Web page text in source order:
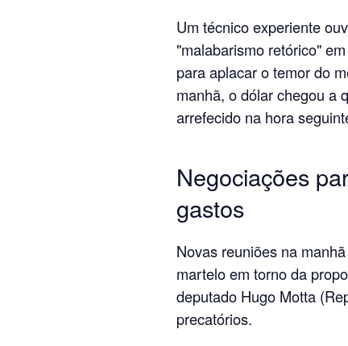
Um técnico experiente
"malabarismo retórico"
para aplacar o temor do
manhã, o dólar chegou a
arrefecido na hora
Negociações
gastos
Novas reuniões na
martelo em torno da
deputado Hugo Motta
precatórios.